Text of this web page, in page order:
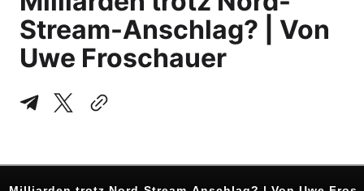
Stream-Anschlag? | Von
Uwe Froschauer